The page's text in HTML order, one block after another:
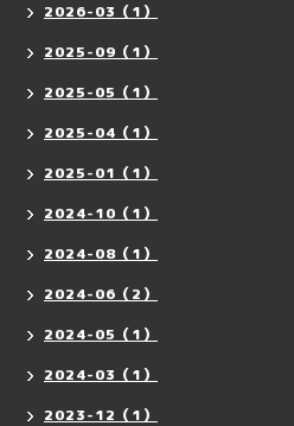
2026-03（1）
2025-09（1）
2025-05（1）
2025-04（1）
2025-01（1）
2024-10（1）
2024-08（1）
2024-06（2）
2024-05（1）
2024-03（1）
2023-12（1）